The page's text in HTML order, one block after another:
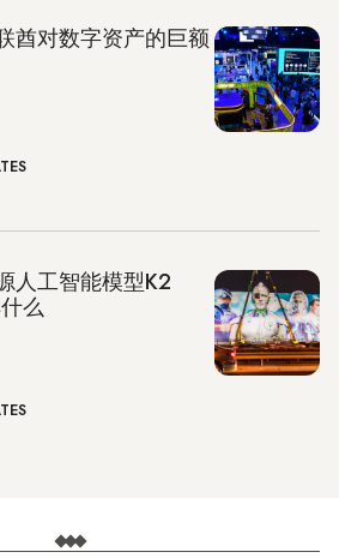
酋对数字资产的巨额
人工智能模型K2
么